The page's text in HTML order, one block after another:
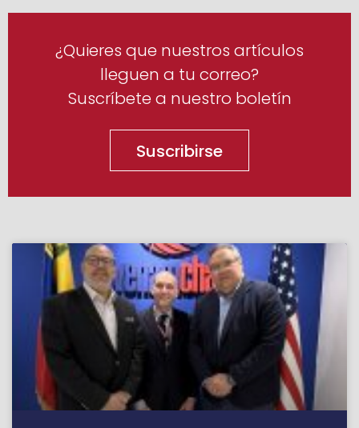
¿Quieres que nuestros artículos
lleguen a tu correo?
Suscríbete a nuestro boletín
Suscribirse